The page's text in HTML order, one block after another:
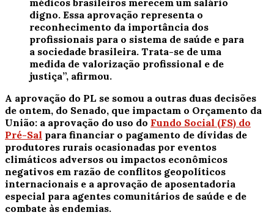
digno. Essa aprovação representa o
reconhecimento da importância dos
profissionais para o sistema de saúde e para
a sociedade brasileira. Trata-se de uma
medida de valorização profissional e de
justiça”, afirmou.
A aprovação do PL se somou a outras duas decisões
de ontem, do Senado, que impactam o Orçamento da
União: a aprovação do uso do Fundo Social (FS) do
Pré-Sal para financiar o pagamento de dívidas de
produtores rurais ocasionadas por eventos
climáticos adversos ou impactos econômicos
negativos em razão de conflitos geopolíticos
internacionais e a aprovação de aposentadoria
especial para agentes comunitários de saúde e de
combate às endemias.